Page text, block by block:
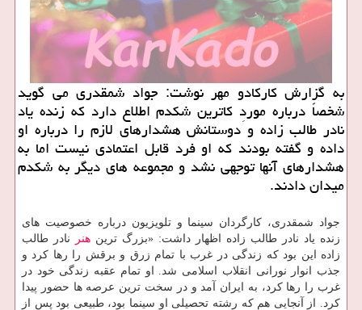
به گزارش کارکادو مهر نوشت: جواد شمقدری می گوید
شخصاً درباره موردِ کاترین شکدم اطلاع دارد که زنده یاد
نادر طالب زاده و دوستانش هشدارهای لازم را درباره او
داده و گفته بودند که او فرد قابل اعتمادی نیست اما به
هشدارهای آنها توجهی نشد و مجموعه های دیگر به شکدم
میدان دادند.
جواد شمقدری، کارگردان سینما و تلویزیون درباره خصوصیت های
زنده یاد نادر طالب زاده اظهار داشت: «بزرگ ترین هنر
نادر طالب
زاده این بود که زندگی در غرب با تمام زرق و برقش را رها کرد و
جذب انوار نورانی انقلاب اسلامی شد. او تمام عقبه زندگی خود در
غرب را رها کرد، به ایران آمد و در سخت ترین عرصه ها حضور پیدا
کرد. از آنجایی هم که رشته تحصیلی او سینما بود، طبیعی بود پس از